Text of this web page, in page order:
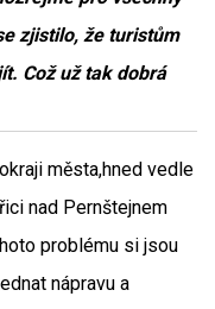
zjistilo, že turistům
Což už tak dobrá
města,hned vedle
nad Pernštejnem
problému si jsou
nápravu a